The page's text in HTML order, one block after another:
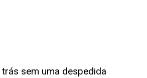
sem uma despedida